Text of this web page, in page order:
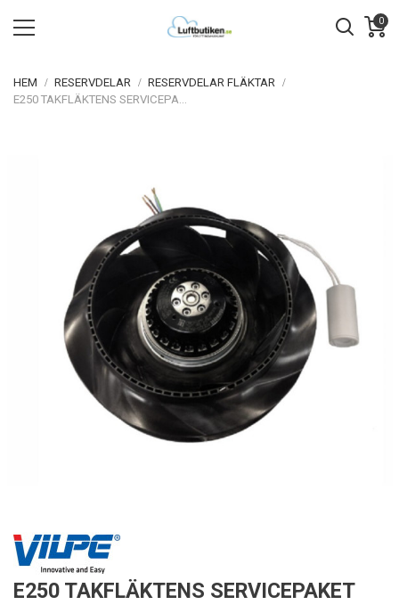
0
HEM RESERVDELAR
RESERVDELAR FLÄKTAR
E250 TAKFLÄKTENS SERVICEPAKET